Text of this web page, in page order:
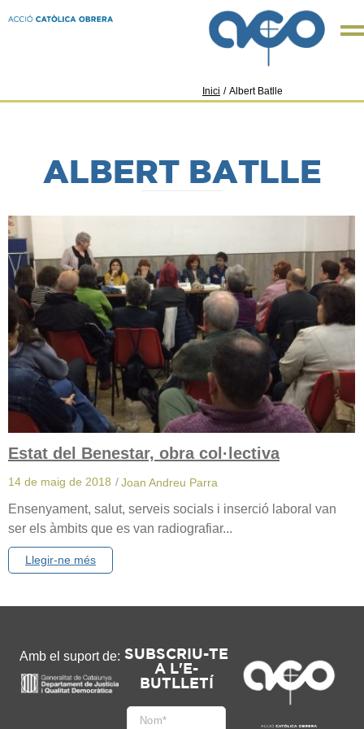
Inici / Albert Batlle
ALBERT BATLLE
​​​​​​​Estat del Benestar, obra col·lectiva
14 de maig de 2018 /Joan Andreu Parra
Ensenyament, salut, serveis socials i inserció laboral van
ser els àmbits que es van radiografiar...
Llegir-ne més
Amb el suport de: SUBSCRIU-TE
A L'E-
BUTLLETÍ